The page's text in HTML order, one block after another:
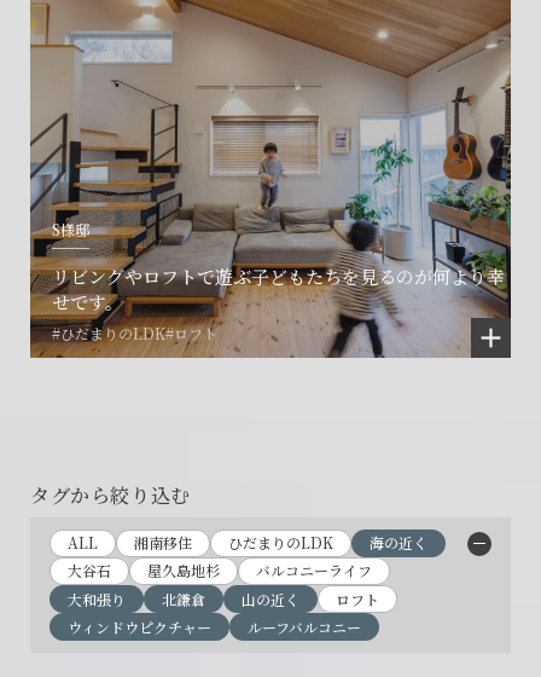
S様邸
リビングやロフトで遊ぶ子どもたちを見るのが何より幸
せです。
#ひだまりのLDK#ロフト
タグから絞り込む
ALL 湘南移住 ひだまりのLDK
海の近く
大谷石
屋久島地杉
バルコニーライフ
大和張り
北鎌倉 山の近く
ロフト
ウィンドウピクチャー
ルーフバルコニー